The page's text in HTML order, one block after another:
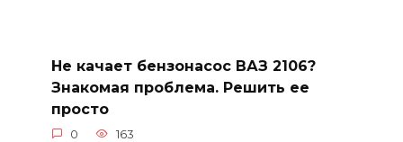
Не качает бензонасос ВАЗ 2106?
Знакомая проблема. Решить ее
просто
0 163